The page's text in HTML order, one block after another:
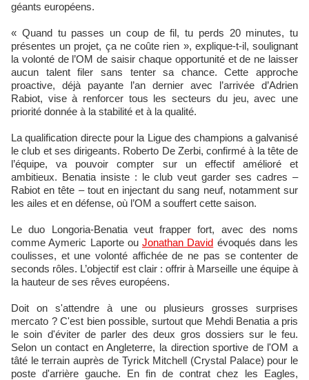
géants européens.
« Quand tu passes un coup de fil, tu perds 20 minutes, tu
présentes un projet, ça ne coûte rien », explique-t-il, soulignant
la volonté de l’OM de saisir chaque opportunité et de ne laisser
aucun talent filer sans tenter sa chance. Cette approche
proactive, déjà payante l’an dernier avec l’arrivée d’Adrien
Rabiot, vise à renforcer tous les secteurs du jeu, avec une
priorité donnée à la stabilité et à la qualité.
La qualification directe pour la Ligue des champions a galvanisé
le club et ses dirigeants. Roberto De Zerbi, confirmé à la tête de
l’équipe, va pouvoir compter sur un effectif amélioré et
ambitieux. Benatia insiste : le club veut garder ses cadres –
Rabiot en tête – tout en injectant du sang neuf, notamment sur
les ailes et en défense, où l’OM a souffert cette saison.
Le duo Longoria-Benatia veut frapper fort, avec des noms
comme Aymeric Laporte ou Jonathan David évoqués dans les
coulisses, et une volonté affichée de ne pas se contenter de
seconds rôles. L’objectif est clair : offrir à Marseille une équipe à
la hauteur de ses rêves européens.
Doit on s'attendre à une ou plusieurs grosses surprises
mercato ? C'est bien possible, surtout que Mehdi Benatia a pris
le soin d'éviter de parler des deux gros dossiers sur le feu.
Selon un contact en Angleterre, la direction sportive de l'OM a
tâté le terrain auprès de Tyrick Mitchell (Crystal Palace) pour le
poste d'arrière gauche. En fin de contrat chez les Eagles,